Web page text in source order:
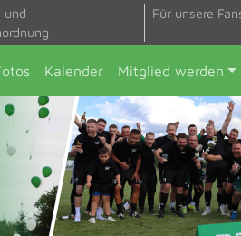
und
Für unsere
Kalender Mitglied werden